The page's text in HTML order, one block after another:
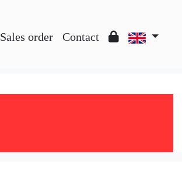
Sales order Contact